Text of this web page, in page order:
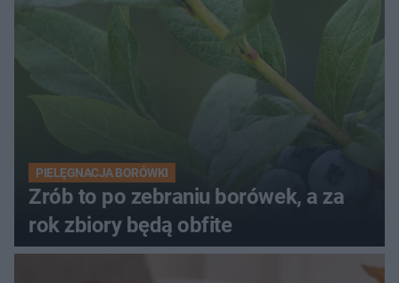
PIELĘGNACJA BORÓWKI
Zrób to po zebraniu borówek, a za
rok zbiory będą obfite